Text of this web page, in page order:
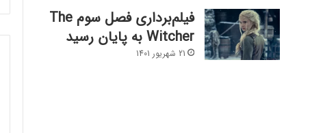
فیلم‌برداری فصل سوم The
Witcher به پایان رسید
21 شهریور 1401